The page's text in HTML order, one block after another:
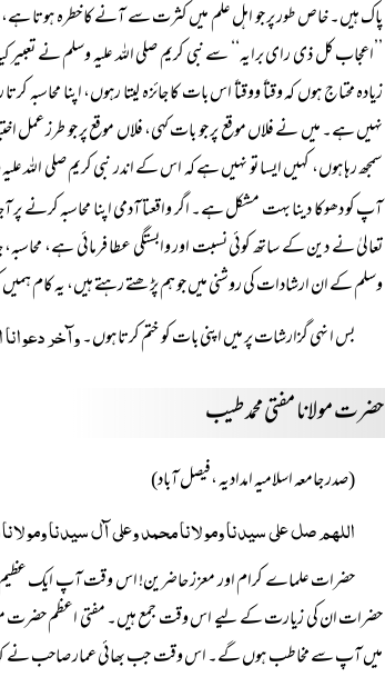
پاک ہیں۔ خاص طور پر جو اہل علم میں کثرت سے آنے کا خطرہ ہوتا ہے،
’’اعجاب کل ذی رای برایہ‘‘ سے نبی کریم صلی اللہ علیہ وسلم
زیادہ محتاج ہوں کہ وقتاً ووقتاً اس بات کا جائزہ لیتا رہوں، اپنا
نہیں ہے۔ میں نے فلاں موقع پر جو بات کہی، فلاں موقع پر جو طرز عمل
سمجھ رہا ہوں، کہیں ایسا تو نہیں ہے کہ اس کے اندر نبی کریم صلی
آپ کو دھوکا دینا بہت مشکل ہے۔ اگر واقعتا آدمی اپنا محاسبہ کرنے پر
تعالیٰ نے دین کے ساتھ کوئی نسبت اور وابستگی عطا فرمائی ہے، محاسبہ،
وسلم کے ان ارشادات کی روشنی میں جو ہم پڑھتے رہتے ہیں، یہ کام
بس ا نہی گزارشات پر میں اپنی بات کو ختم کرتا ہوں۔وآخر
حضرت مولانا مفتی محمد طیب
(صدر جامعہ اسلامیہ امدادیہ ،فیصل آباد)
اللھم صل علی سیدنا ومولانا محمد وعلی آل سیدنا
حضرات علماے کرام اور معزز حاضرین! اس وقت آپ ایک
حضرات ان کی زیارت کے لیے اس وقت جمع ہیں۔ مفتی اعظم حضرت
میں آپ سے مخاطب ہوں گے۔ اس وقت جب بھائی عمار صاحب نے کہاکہ